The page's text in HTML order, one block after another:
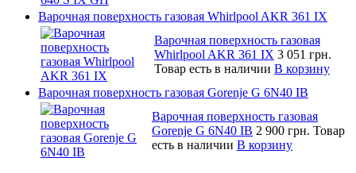
Варочная поверхность газовая Whirlpool AKR 361 IX
Варочная поверхность газовая
Whirlpool AKR 361 IX 3 051 грн.
Товар есть в наличии В корзину
Варочная поверхность газовая Gorenje G 6N40 IB
Варочная поверхность газовая
Gorenje G 6N40 IB 2 900 грн. Товар
есть в наличии В корзину